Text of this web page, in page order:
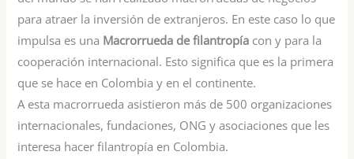
para atraer la inversión de extranjeros. En este caso lo que
impulsa es una Macrorrueda de filantropía con y para la
cooperación internacional. Esto significa que es la primera
que se hace en Colombia y en el continente.
A esta macrorrueda asistieron más de 500 organizaciones
internacionales, fundaciones, ONG y asociaciones que les
interesa hacer filantropía en Colombia.